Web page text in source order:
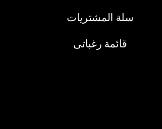
سلة المشتريات
قائمة رغباتى